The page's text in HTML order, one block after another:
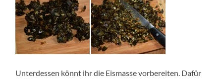
Unterdessen könnt ihr die Eismasse vorbereiten. Dafür